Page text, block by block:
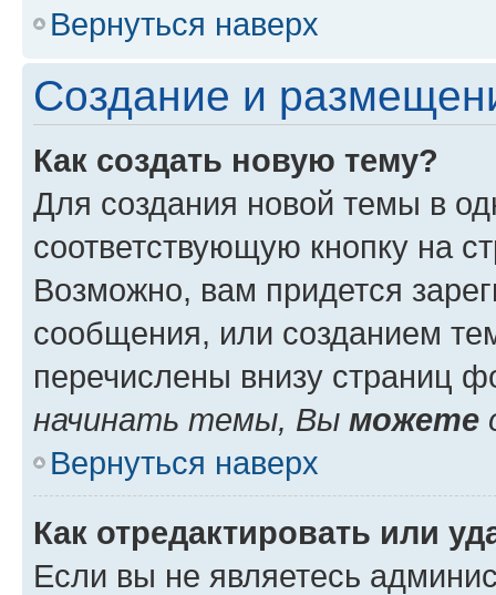
Вернуться наверх
Создание и
Как создать новую тему?
Для создания новой темы в
соответствующую кнопку на
Возможно, вам придется
сообщения, или созданием
перечислены внизу страниц
начинать темы, Вы можете
Вернуться наверх
Как отредактировать или
Если вы не являетесь